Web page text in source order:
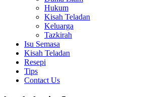
Hukum
Kisah Teladan
Keluarga
Tazkirah
Isu Semasa
Kisah Teladan
Resepi
Tips
Contact Us